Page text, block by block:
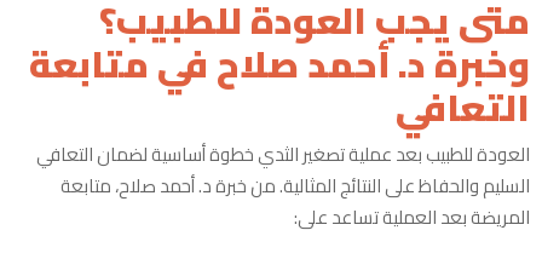
متى يجب العودة للطبيب؟
وخبرة د. أحمد صلاح في متابعة
التعافي
العودة للطبيب بعد عملية تصغير الثدي خطوة أساسية لضمان التعافي
السليم والحفاظ على النتائج المثالية. من خبرة د. أحمد صلاح، متابعة
المريضة بعد العملية تساعد على: